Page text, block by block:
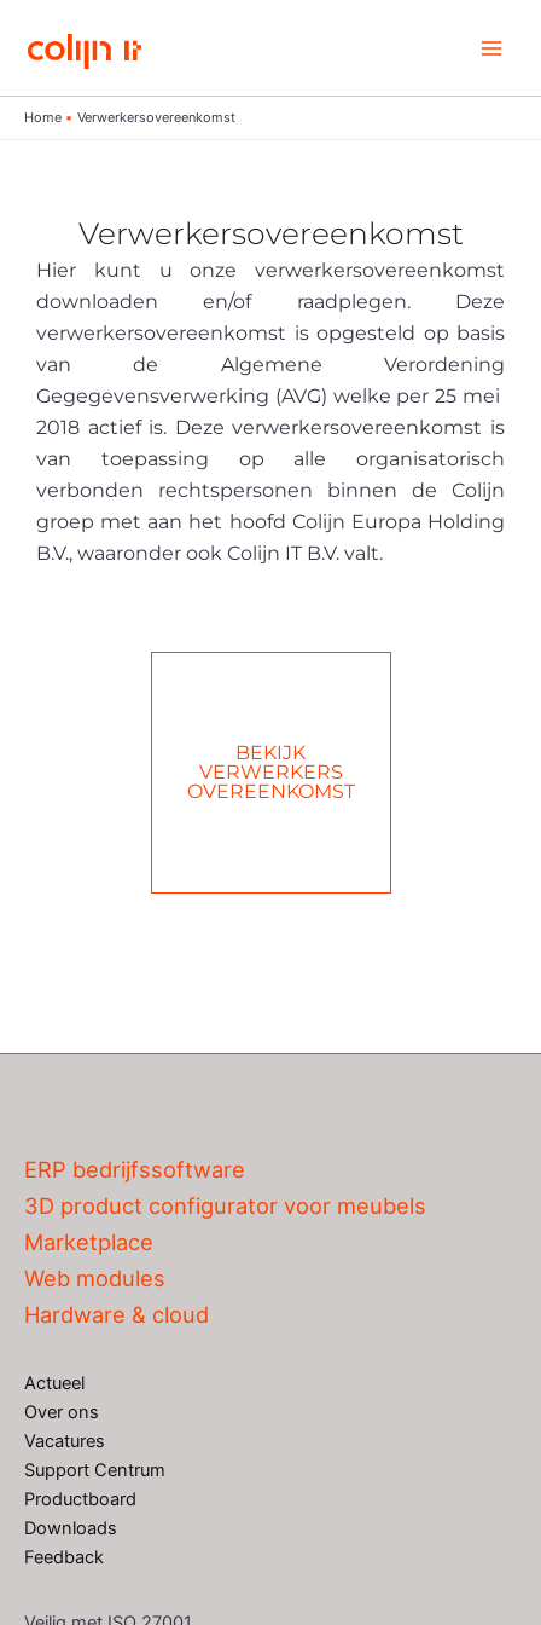
naar
inhoud
Home Verwerkersovereenkomst
Verwerkersovereenkomst
Hier kunt u onze verwerkersovereenkomst
downloaden en/of raadplegen. Deze
verwerkersovereenkomst is opgesteld op basis
van de Algemene Verordening
Gegegevensverwerking (AVG) welke per 25 mei
2018 actief is. Deze verwerkersovereenkomst is
van toepassing op alle organisatorisch
verbonden rechtspersonen binnen de Colijn
groep met aan het hoofd Colijn Europa Holding
B.V., waaronder ook Colijn IT B.V. valt.
BEKIJK
VERWERKERS
OVEREENKOMST
ERP bedrijfssoftware
3D product configurator voor meubels
Marketplace
Web modules
Hardware & cloud
Actueel
Over ons
Vacatures
Support Centrum
Productboard
Downloads
Feedback